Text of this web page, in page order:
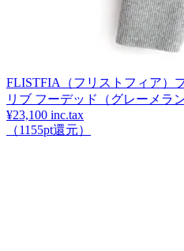
FLISTFIA（フリストフィア）
リブ フーデッド（グレーメラン
¥23,100 inc.tax
（1155pt還元）